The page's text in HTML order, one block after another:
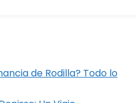
de Rodilla? Todo lo